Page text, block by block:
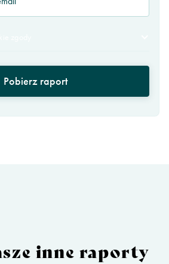
inne raporty